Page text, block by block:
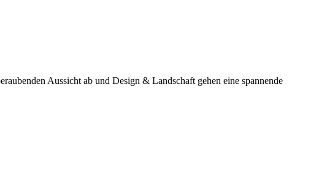
Aussicht ab und Design & Landschaft gehen eine spannende